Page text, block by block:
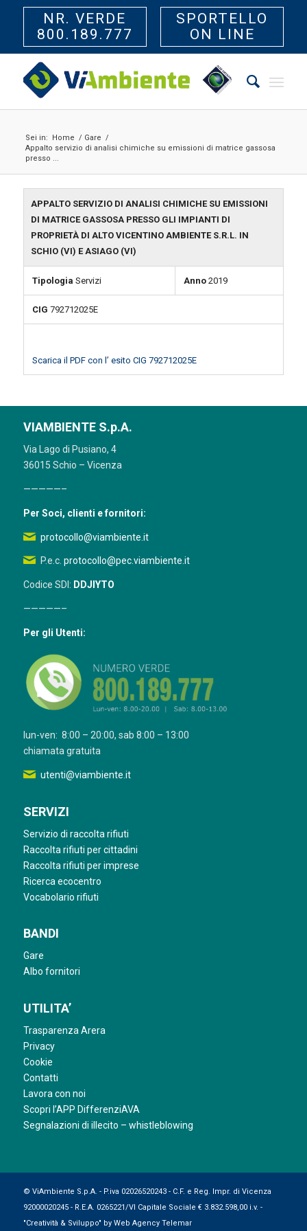
NR. VERDE
800.189.777
SPORTELLO
ON LINE
Sei in: Home / Gare /
Appalto servizio di analisi chimiche su emissioni di matrice gassosa
presso ...
APPALTO SERVIZIO DI ANALISI CHIMICHE SU EMISSIONI
DI MATRICE GASSOSA PRESSO GLI IMPIANTI DI
PROPRIETÀ DI ALTO VICENTINO AMBIENTE S.R.L. IN
SCHIO (VI) E ASIAGO (VI)
Tipologia Servizi Anno2019
CIG 792712025E
Scarica il PDF con l’ esito CIG 792712025E
VIAMBIENTE S.p.A.
Via Lago di Pusiano, 4
36015 Schio – Vicenza
—————–
Per Soci, clienti e fornitori:
protocollo@viambiente.it
P.e.c. protocollo@pec.viambiente.it
Codice SDI: DDJIYTO
—————–
Per gli Utenti:
lun-ven: 8:00 – 20:00, sab 8:00 – 13:00
chiamata gratuita
utenti@viambiente.it
SERVIZI
Servizio di raccolta rifiuti
Raccolta rifiuti per cittadini
Raccolta rifiuti per imprese
Ricerca ecocentro
Vocabolario rifiuti
BANDI
Gare
Albo fornitori
UTILITA’
Trasparenza Arera
Privacy
Cookie
Contatti
Lavora con noi
Scopri l’APP DifferenziAVA
Segnalazioni di illecito – whistleblowing
© ViAmbiente S.p.A. - P.iva 02026520243 - C.F. e Reg. Impr. di Vicenza
92000020245 - R.E.A. 0265221/VI Capitale Sociale € 3.832.598,00 i.v. -
"Creatività & Sviluppo" by Web Agency Telemar